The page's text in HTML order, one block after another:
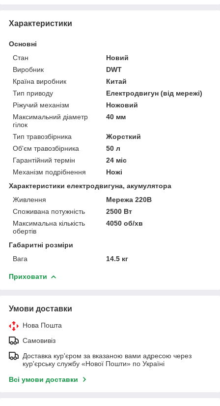
Характеристики
Основні
Стан
Новий
Виробник
DWT
Країна виробник
Китай
Тип приводу
Електродвигун (від мережі)
Ріжучий механізм
Ножовий
Максимальний діаметр
гілок
40 мм
Тип травозбірника
Жорсткий
Об'єм травозбірника
50 л
Гарантійний термін
24 міс
Механізм подрібнення
Ножі
Характеристики електродвигуна, акумулятора
Живлення
Мережа 220В
Споживана потужність
2500 Вт
Максимальна кількість
обертів
4050 об/хв
Габаритні розміри
Вага
14.5 кг
Приховати
Умови доставки
Нова Пошта
Самовивіз
Доставка кур'єром за вказаною вами адресою через
кур'єрську службу «Нової Пошти» по Україні
Всі умови доставки